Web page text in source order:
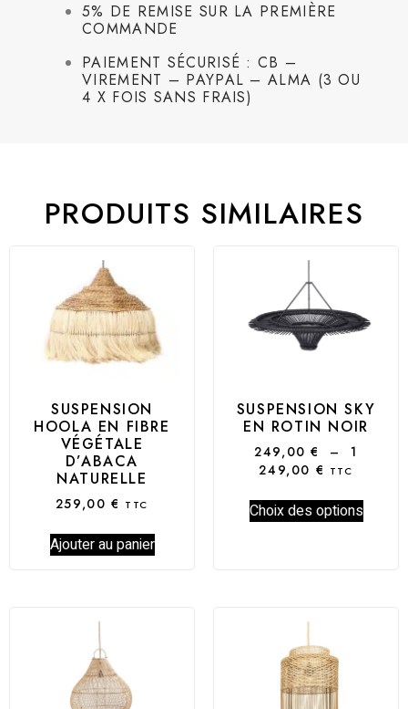
5% DE REMISE SUR LA PREMIÈRE
COMMANDE
PAIEMENT SÉCURISÉ : CB –
VIREMENT – PAYPAL – ALMA (3 OU
4 X FOIS SANS FRAIS)
PRODUITS SIMILAIRES
SUSPENSION
HOOLA EN FIBRE
VÉGÉTALE
D’ABACA
NATURELLE
259,00€ TTC
Ajouter au panier
SUSPENSION SKY
EN ROTIN NOIR
249,00€ –
1
249,00 € TTC
Choix des options